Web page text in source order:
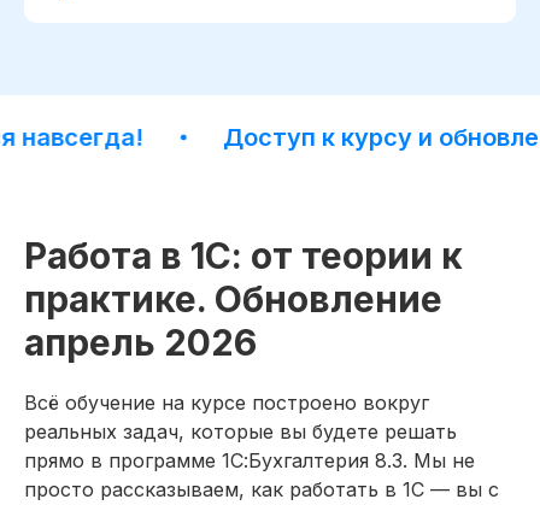
Доступ к курсу и
Работа в 1С: от теории к
практике. Обновление
апрель 2026
Всё обучение на курсе построено вокруг
реальных задач, которые вы будете решать
прямо в программе 1С:Бухгалтерия 8.3. Мы не
просто рассказываем, как работать в 1С — вы с
Дополнительная
скидка 10%
начало обучения: start113119.001